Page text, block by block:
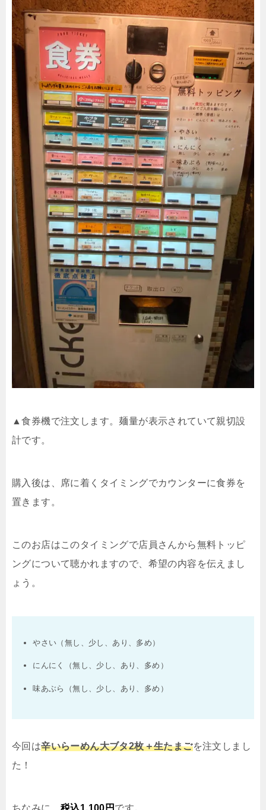
▲食券機で注文します。麺量が表示されていて親切設
計です。
購入後は、席に着くタイミングでカウンターに食券を
置きます。
このお店はこのタイミングで店員さんから無料トッピ
ングについて聴かれますので、希望の内容を伝えまし
ょう。
やさい（無し、少し、あり、多め）
にんにく（無し、少し、あり、多め）
味あぶら（無し、少し、あり、多め）
今回は辛いらーめん大ブタ2枚＋生たまごを注文しまし
た！
ちなみに、 税込1,100 円 です。